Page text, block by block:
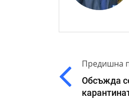
Предишна
Обсъжда